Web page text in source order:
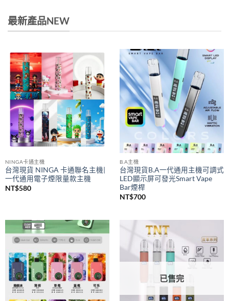
最新產品NEW
NINGA卡通主機
台灣現貨 NINGA 卡通聯名主機|
一代通用電子煙限量款主機
NT$580
B.A主機
台灣現貨B.A一代通用主機可調式
LED顯示屏可發光Smart Vape
Bar煙桿
NT$700
已售完